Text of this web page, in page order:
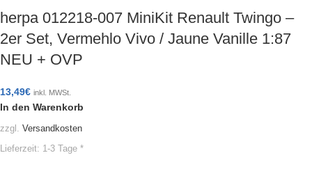
herpa 012218-007 MiniKit Renault Twingo –
2er Set, Vermehlo Vivo / Jaune Vanille 1:87
NEU + OVP
13,49€ inkl. MWSt.
In den Warenkorb
zzgl. Versandkosten
Lieferzeit: 1-3 Tage *